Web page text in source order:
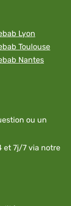
Lyon
Toulouse
Nantes
ou un
et 7j/7 via notre